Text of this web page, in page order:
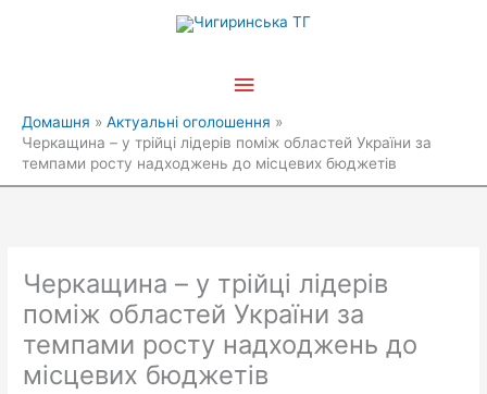
Головне
Домашня
Актуальні оголошення
Черкащина – у трійці лідерів поміж областей України за
темпами росту надходжень до місцевих бюджетів
Черкащина – у трійці лідерів
поміж областей України за
темпами росту надходжень до
місцевих бюджетів